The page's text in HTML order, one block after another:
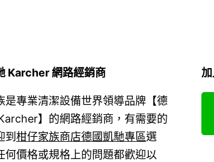
Karcher 網路經銷商
是專業清潔設備世界領導品牌【德
】的網路經銷商，有需要的
到 柑仔家族商店德國凱馳專區選
何價格或規格上的問題都歡迎以